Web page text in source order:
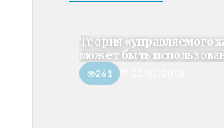
Теория «управляемого
может быть
261